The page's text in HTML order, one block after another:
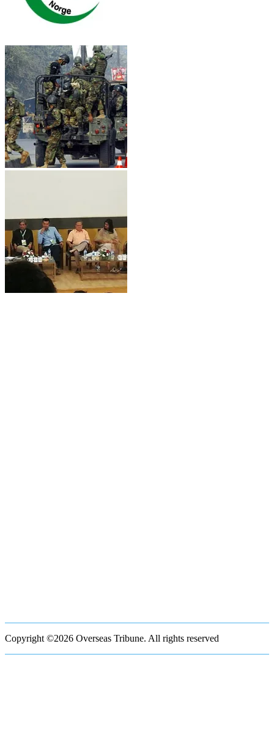
Copyright ©2026 Overseas Tribune. All rights reserved